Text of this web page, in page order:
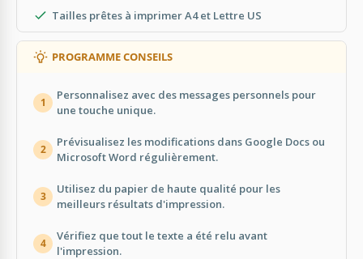
Tailles prêtes à imprimer A4 et Lettre US
PROGRAMME CONSEILS
1
Personnalisez avec des messages personnels pour
une touche unique.
2
Prévisualisez les modifications dans Google Docs ou
Microsoft Word régulièrement.
3
Utilisez du papier de haute qualité pour les
meilleurs résultats d'impression.
4
Vérifiez que tout le texte a été relu avant
l'impression.